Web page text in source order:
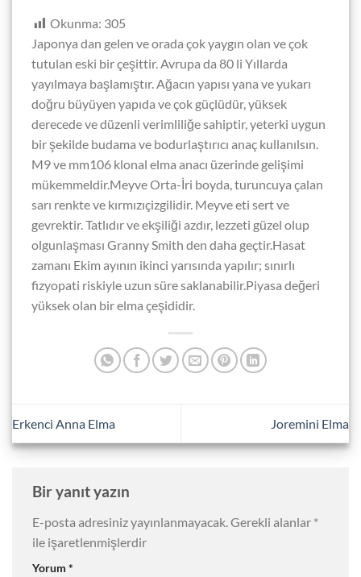
Okunma: 305
Japonya dan gelen ve orada çok yaygın olan ve çok
tutulan eski bir çeşittir. Avrupa da 80 li Yıllarda
yayılmaya başlamıştır. Ağacın yapısı yana ve yukarı
doğru büyüyen yapıda ve çok güçlüdür, yüksek
derecede ve düzenli verimliliğe sahiptir, yeterki uygun
bir şekilde budama ve bodurlaştırıcı anaç kullanılsın.
M9 ve mm106 klonal elma anacı üzerinde gelişimi
mükemmeldir.Meyve Orta-İri boyda, turuncuya çalan
sarı renkte ve kırmızıçizgilidir. Meyve eti sert ve
gevrektir. Tatlıdır ve ekşiliği azdır, lezzeti güzel olup
olgunlaşması Granny Smith den daha geçtir.Hasat
zamanı Ekim ayının ikinci yarısında yapılır; sınırlı
fizyopati riskiyle uzun süre saklanabilir.Piyasa değeri
yüksek olan bir elma çeşididir.
Erkenci Anna Elma Joremini Elma
Bir yanıt yazın
E-posta adresiniz yayınlanmayacak. Gerekli alanlar *
ile işaretlenmişlerdir
Yorum *